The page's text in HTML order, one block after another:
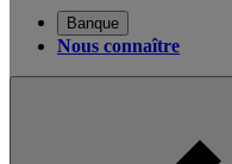
Banque
Nous connaître